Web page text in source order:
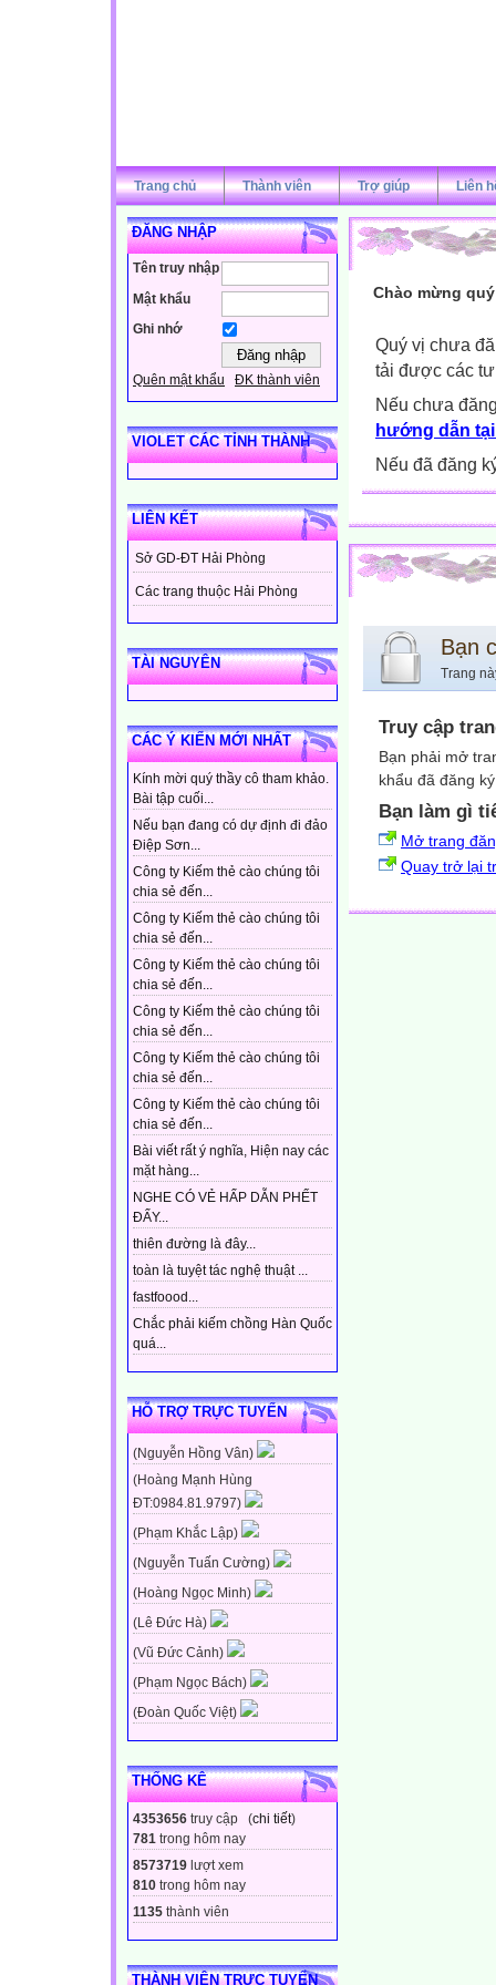
Trang chủ Thành viên Trợ giúp Liên
ĐĂNG NHẬP
Tên truy nhập
Mật khẩu
Ghi nhớ
Quên mật khẩu ĐK thành viên
VIOLET CÁC TỈNH THÀNH
LIÊN KẾT
Sở GD-ĐT Hải Phòng
Các trang thuộc Hải Phòng
TÀI NGUYÊN
CÁC Ý KIẾN MỚI NHẤT
Kính mời quý thầy cô tham khảo.
Bài tập cuối...
Nếu bạn đang có dự định đi đảo
Điệp Sơn...
Công ty Kiếm thẻ cào chúng tôi
chia sẻ đến...
Công ty Kiếm thẻ cào chúng tôi
chia sẻ đến...
Công ty Kiếm thẻ cào chúng tôi
chia sẻ đến...
Công ty Kiếm thẻ cào chúng tôi
chia sẻ đến...
Công ty Kiếm thẻ cào chúng tôi
chia sẻ đến...
Công ty Kiếm thẻ cào chúng tôi
chia sẻ đến...
Bài viết rất ý nghĩa, Hiện nay các
mặt hàng...
NGHE CÓ VẺ HẤP DẪN PHẾT
ĐẤY...
thiên đường là đây...
toàn là tuyệt tác nghệ thuật ...
fastfoood...
Chắc phải kiếm chồng Hàn Quốc
quá...
HỖ TRỢ TRỰC TUYẾN
(Nguyễn Hồng Vân)
(Hoàng Mạnh Hùng
ĐT:0984.81.9797)
(Phạm Khắc Lập)
(Nguyễn Tuấn Cường)
(Hoàng Ngọc Minh)
(Lê Đức Hà)
(Vũ Đức Cảnh)
(Phạm Ngọc Bách)
(Đoàn Quốc Việt)
THỐNG KÊ
4353656 truy cập (chi tiết)
781 trong hôm nay
8573719 lượt xem
810 trong hôm nay
1135 thành viên
THÀNH VIÊN TRỰC TUYẾN
Chào mừng
Quý vị chưa
tải được các
Nếu chưa
hướng dẫn
Nếu đã đăng
Bạn
Trang
Truy cập
Bạn phải mở
khẩu đã đăng
Bạn làm gì
Mở trang
Quay trở lại